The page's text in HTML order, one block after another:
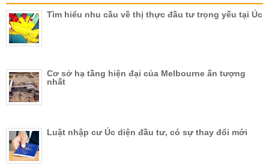
Tìm hiểu nhu cầu về thị thực đầu tư trọng yếu tại Úc
Cơ sở hạ tầng hiện đại của Melbourne ấn tượng
nhất
Luật nhập cư Úc diện đầu tư, có sự thay đổi mới